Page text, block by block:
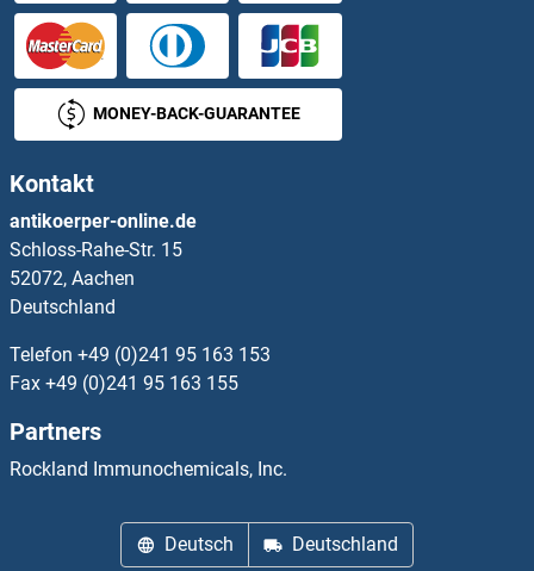
LY86 Antikörper
LY9 Antikörper
LY96 Antikörper
LYAR Antikörper
LYL1 Antikörper
LYN Antikörper
LYNX1 Antikörper
LYPD2 Antikörper
MONEY-BACK-GUARANTEE
Kontakt
antikoerper-online.de
Schloss-Rahe-Str. 15
52072, Aachen
Deutschland
Telefon +49 (0)241 95 163 153
Fax +49 (0)241 95 163 155
Partners
Rockland Immunochemicals, Inc.
Deutsch Deutschland